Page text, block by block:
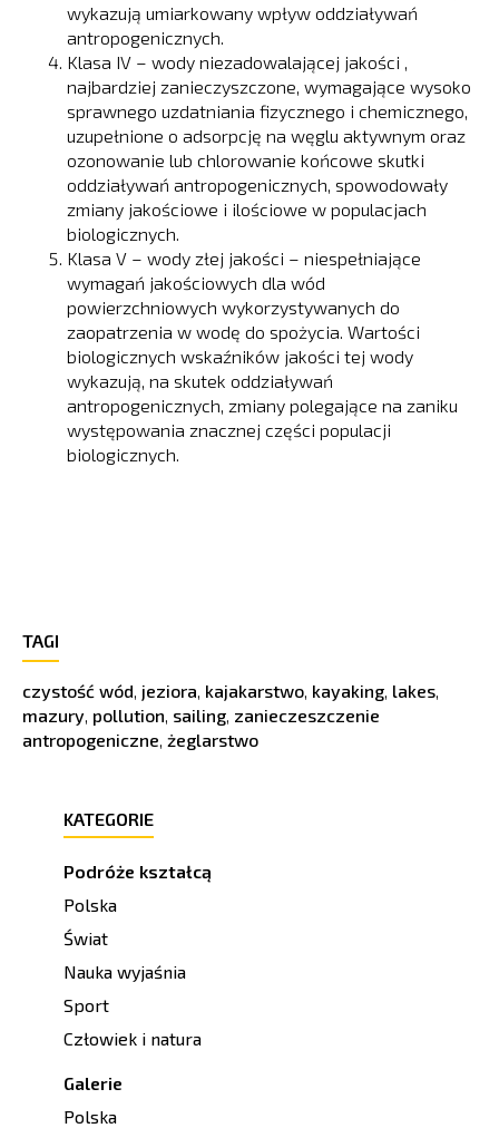
wykazują umiarkowany wpływ oddziaływań
antropogenicznych.
Klasa IV – wody niezadowalającej jakości ,
najbardziej zanieczyszczone, wymagające wysoko
sprawnego uzdatniania fizycznego i chemicznego,
uzupełnione o adsorpcję na węglu aktywnym oraz
ozonowanie lub chlorowanie końcowe skutki
oddziaływań antropogenicznych, spowodowały
zmiany jakościowe i ilościowe w populacjach
biologicznych.
Klasa V – wody złej jakości – niespełniające
wymagań jakościowych dla wód
powierzchniowych wykorzystywanych do
zaopatrzenia w wodę do spożycia. Wartości
biologicznych wskaźników jakości tej wody
wykazują, na skutek oddziaływań
antropogenicznych, zmiany polegające na zaniku
występowania znacznej części populacji
biologicznych.
TAGI
czystość wód, jeziora, kajakarstwo, kayaking, lakes,
mazury, pollution, sailing, zanieczeszczenie
antropogeniczne, żeglarstwo
KATEGORIE
Podróże kształcą
Polska
Świat
Nauka wyjaśnia
Sport
Człowiek i natura
Galerie
Polska